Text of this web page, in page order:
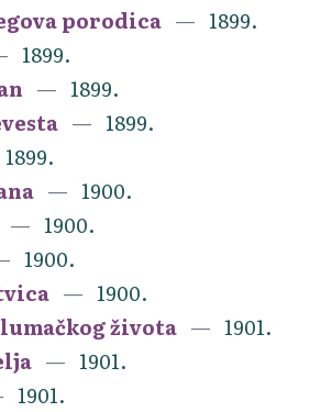
porodica
1899.
1899.
1899.
1899.
1899.
1900.
1900.
1900.
1900.
života
1901.
1901.
1901.